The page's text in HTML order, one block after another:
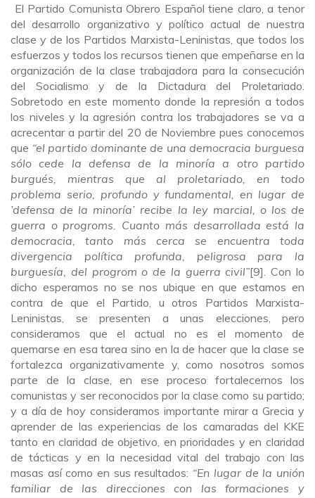
El Partido Comunista Obrero Español tiene claro, a tenor
del desarrollo organizativo y político actual de nuestra
clase y de los Partidos Marxista-Leninistas, que todos los
esfuerzos y todos los recursos tienen que empeñarse en la
organización de la clase trabajadora para la consecución
del Socialismo y de la Dictadura del Proletariado.
Sobretodo en este momento donde la represión a todos
los niveles y la agresión contra los trabajadores se va a
acrecentar a partir del 20 de Noviembre pues conocemos
que “el partido dominante de una democracia burguesa
sólo cede la defensa de la minoría a otro partido
burgués, mientras que al proletariado, en todo
problema serio, profundo y fundamental, en lugar de
’defensa de la minoría’ recibe la ley marcial, o los de
guerra o progroms. Cuanto más desarrollada está la
democracia, tanto más cerca se encuentra toda
divergencia política profunda, peligrosa para la
burguesía, del progrom o de la guerra civil”[9]. Con lo
dicho esperamos no se nos ubique en que estamos en
contra de que el Partido, u otros Partidos Marxista-
Leninistas, se presenten a unas elecciones, pero
consideramos que el actual no es el momento de
quemarse en esa tarea sino en la de hacer que la clase se
fortalezca organizativamente y, como nosotros somos
parte de la clase, en ese proceso fortalecernos los
comunistas y ser reconocidos por la clase como su partido;
y a día de hoy consideramos importante mirar a Grecia y
aprender de las experiencias de los camaradas del KKE
tanto en claridad de objetivo, en prioridades y en claridad
de tácticas y en la necesidad vital del trabajo con las
masas así como en sus resultados: “En lugar de la unión
familiar de las direcciones con las formaciones y